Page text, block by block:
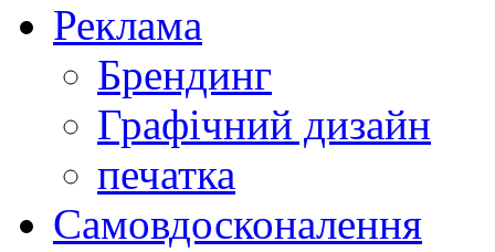
Реклама
Брендинг
Графічний дизайн
печатка
Самовдосконалення